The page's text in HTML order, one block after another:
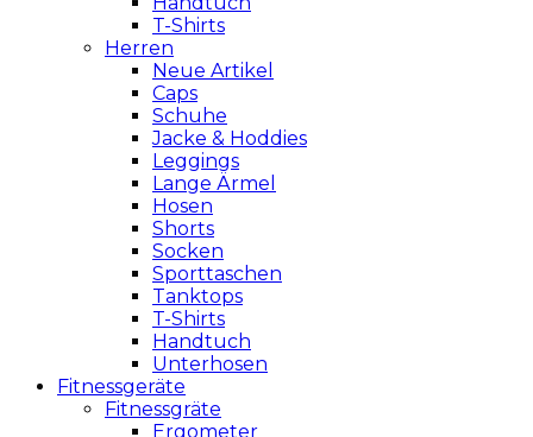
T-Shirts
Herren
Neue Artikel
Caps
Schuhe
Jacke & Hoddies
Leggings
Lange Ärmel
Hosen
Shorts
Socken
Sporttaschen
Tanktops
T-Shirts
Handtuch
Unterhosen
Fitnessgeräte
Fitnessgräte
Ergometer